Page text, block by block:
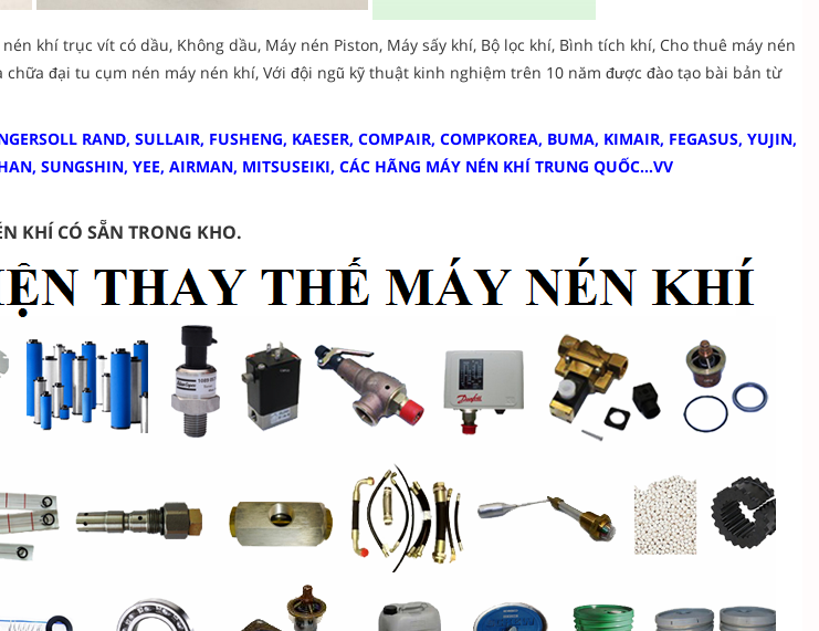
khí trục vít có dầu, Không dầu, Máy nén Piston, Máy sấy khí, Bộ lọc khí, Bình tích khí, Cho thuê máy nén
chữa đại tu cụm nén máy nén khí, Với đội ngũ kỹ thuật kinh nghiệm trên 10 năm được đào tạo bài bản từ
RAND, SULLAIR, FUSHENG, KAESER, COMPAIR, COMPKOREA, BUMA, KIMAIR, FEGASUS, YUJIN,
SUNGSHIN, YEE, AIRMAN, MITSUSEIKI, CÁC HÃNG MÁY NÉN KHÍ TRUNG QUỐC…VV
KHÍ CÓ SẴN TRONG KHO.